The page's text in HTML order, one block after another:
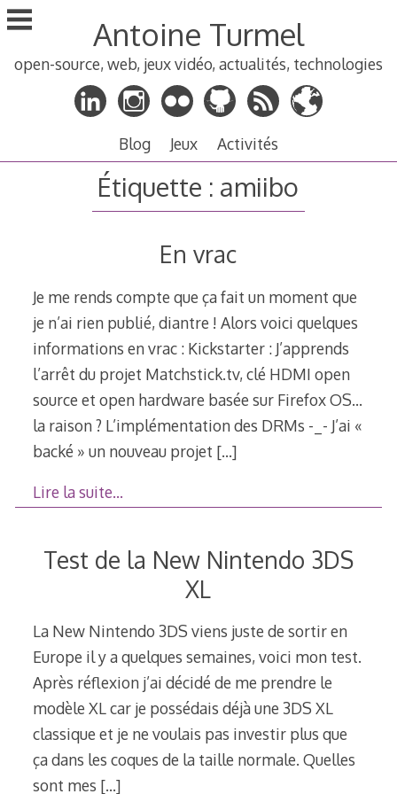
Aller
au
principal
Antoine Turmel
open-source, web, jeux vidéo, actualités, technologies
Blog Jeux Activités
Étiquette : amiibo
En vrac
Je me rends compte que ça fait un moment que
je n’ai rien publié, diantre ! Alors voici quelques
informations en vrac : Kickstarter : J’apprends
l’arrêt du projet Matchstick.tv, clé HDMI open
source et open hardware basée sur Firefox OS…
la raison ? L’implémentation des DRMs -_- J’ai «
backé » un nouveau projet […]
Lire la suite…
Test de la New Nintendo 3DS
XL
La New Nintendo 3DS viens juste de sortir en
Europe il y a quelques semaines, voici mon test.
Après réflexion j’ai décidé de me prendre le
modèle XL car je possédais déjà une 3DS XL
classique et je ne voulais pas investir plus que
ça dans les coques de la taille normale. Quelles
sont mes […]